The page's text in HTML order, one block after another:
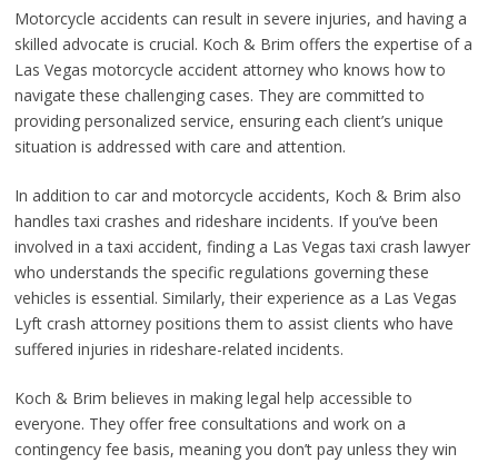
Motorcycle accidents can result in severe injuries, and having a
skilled advocate is crucial. Koch & Brim offers the expertise of a
Las Vegas motorcycle accident attorney who knows how to
navigate these challenging cases. They are committed to
providing personalized service, ensuring each client’s unique
situation is addressed with care and attention.
In addition to car and motorcycle accidents, Koch & Brim also
handles taxi crashes and rideshare incidents. If you’ve been
involved in a taxi accident, finding a Las Vegas taxi crash lawyer
who understands the specific regulations governing these
vehicles is essential. Similarly, their experience as a Las Vegas
Lyft crash attorney positions them to assist clients who have
suffered injuries in rideshare-related incidents.
Koch & Brim believes in making legal help accessible to
everyone. They offer free consultations and work on a
contingency fee basis, meaning you don’t pay unless they win